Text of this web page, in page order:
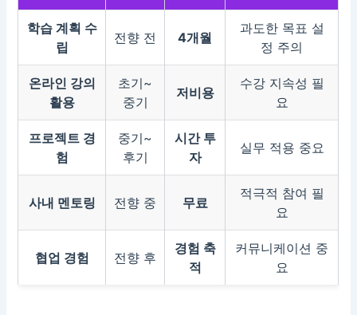
학습 계획 수
립
전향 전 4개월
과도한 목표 설
정 주의
온라인 강의
활용
초기~
중기
저비용
수강 지속성 필
요
프로젝트 경
험
중기~
후기
시간 투
자
실무 적용 중요
사내 멘토링 전향 중 무료
적극적 참여 필
요
협업 경험 전향 후
경험 축
적
커뮤니케이션 중
요